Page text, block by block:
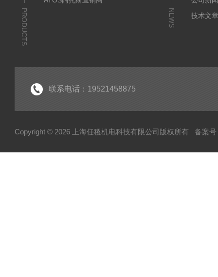
PRODUCTS NEWS
技术文
联系电话：19521458875
Copyright © 2026 上海任稷机电科技有限公司版权所有 备案号